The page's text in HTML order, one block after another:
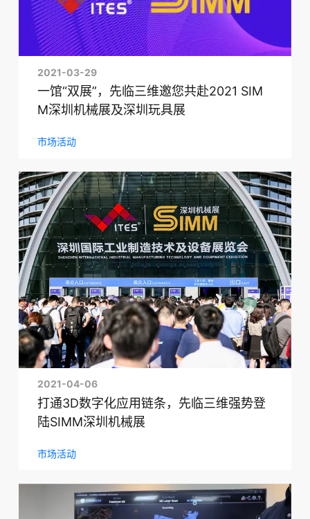
2021-03-29
一馆“双展”，先临三维邀您共赴2021 SIM
M深圳机械展及深圳玩具展
市场活动
2021-04-06
打通3D数字化应用链条，先临三维强势登
陆SIMM深圳机械展
市场活动